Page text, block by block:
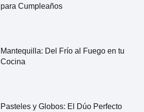
para Cumpleaños
Mantequilla: Del Frío al Fuego en tu
Cocina
Pasteles y Globos: El Dúo Perfecto